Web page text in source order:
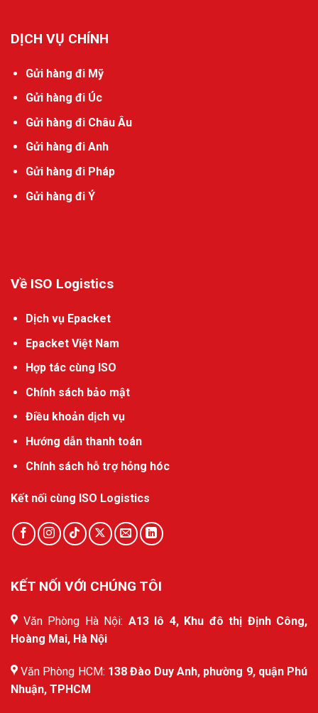
DỊCH VỤ CHÍNH
Gửi hàng đi Mỹ
Gửi hàng đi Úc
Gửi hàng đi Châu Âu
Gửi hàng đi Anh
Gửi hàng đi Pháp
Gửi hàng đi Ý
Về ISO Logistics
Dịch vụ Epacket
Epacket Việt Nam
Hợp tác cùng ISO
Chính sách bảo mật
Điều khoản dịch vụ
Hướng dẫn thanh toán
Chính sách hỗ trợ hỏng hóc
Kết nối cùng ISO Logistics
KẾT NỐI VỚI CHÚNG TÔI
Văn Phòng Hà Nội: A13 lô 4, Khu đô thị Định Công,
Hoàng Mai, Hà Nội
Văn Phòng HCM: 138 Đào Duy Anh, phường 9, quận Phú
Nhuận, TPHCM